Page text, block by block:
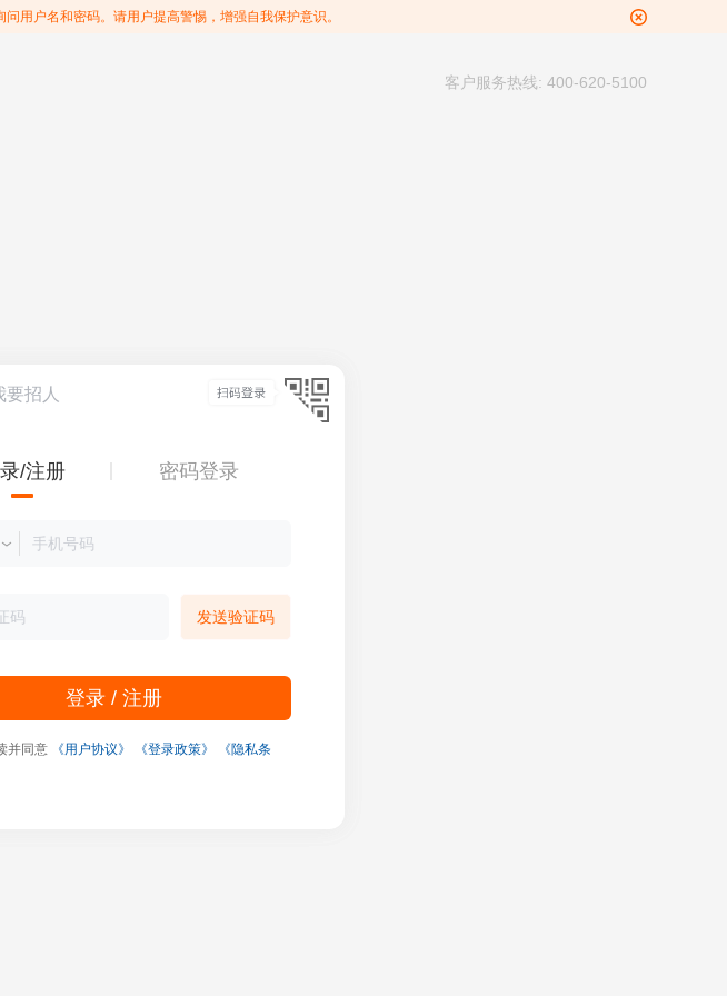
用户名和密码。请用户提高警惕，增强自我保护意识。
客户服务热线: 400-620-5100
要招人
/注册 密码登录
发送验证码
登录 / 注册
并同意 《用户协议》 《登录政策》
《隐私条